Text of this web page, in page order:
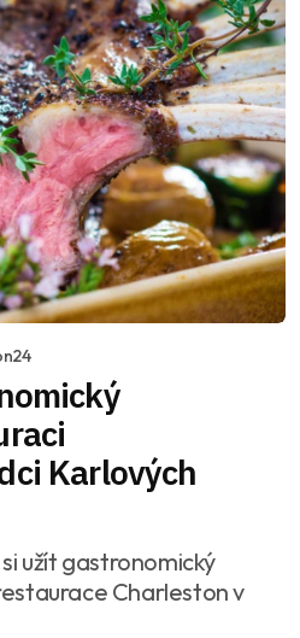
Karlových
užít gastronomický
Charleston v